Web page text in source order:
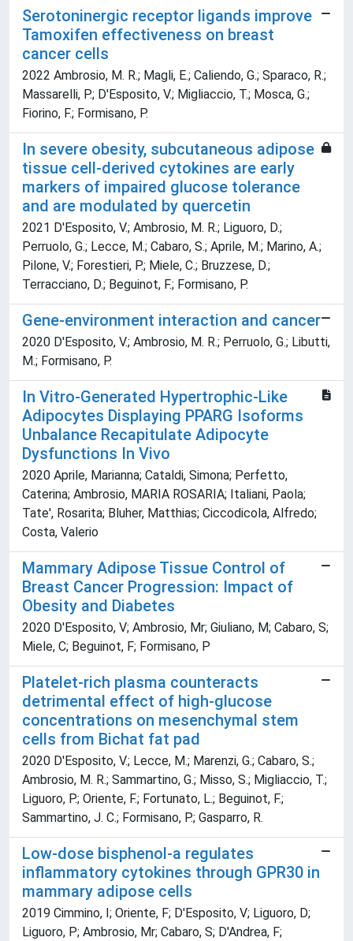
Serotoninergic receptor ligands improve
Tamoxifen effectiveness on breast
cancer cells
2022 Ambrosio, M. R.; Magli, E.; Caliendo, G.; Sparaco, R.;
Massarelli, P.; D'Esposito, V.; Migliaccio, T.; Mosca, G.;
Fiorino, F.; Formisano, P.
In severe obesity, subcutaneous adipose
tissue cell-derived cytokines are early
markers of impaired glucose tolerance
and are modulated by quercetin
2021 D'Esposito, V.; Ambrosio, M. R.; Liguoro, D.;
Perruolo, G.; Lecce, M.; Cabaro, S.; Aprile, M.; Marino, A.;
Pilone, V.; Forestieri, P.; Miele, C.; Bruzzese, D.;
Terracciano, D.; Beguinot, F.; Formisano, P.
Gene-environment interaction and cancer
2020 D'Esposito, V.; Ambrosio, M. R.; Perruolo, G.; Libutti,
M.; Formisano, P.
In Vitro-Generated Hypertrophic-Like
Adipocytes Displaying PPARG Isoforms
Unbalance Recapitulate Adipocyte
Dysfunctions In Vivo
2020 Aprile, Marianna; Cataldi, Simona; Perfetto,
Caterina; Ambrosio, MARIA ROSARIA; Italiani, Paola;
Tate', Rosarita; Bluher, Matthias; Ciccodicola, Alfredo;
Costa, Valerio
Mammary Adipose Tissue Control of
Breast Cancer Progression: Impact of
Obesity and Diabetes
2020 D'Esposito, V; Ambrosio, Mr; Giuliano, M; Cabaro, S;
Miele, C; Beguinot, F; Formisano, P
Platelet-rich plasma counteracts
detrimental effect of high-glucose
concentrations on mesenchymal stem
cells from Bichat fat pad
2020 D'Esposito, V.; Lecce, M.; Marenzi, G.; Cabaro, S.;
Ambrosio, M. R.; Sammartino, G.; Misso, S.; Migliaccio, T.;
Liguoro, P.; Oriente, F.; Fortunato, L.; Beguinot, F.;
Sammartino, J. C.; Formisano, P.; Gasparro, R.
Low-dose bisphenol-a regulates
inflammatory cytokines through GPR30 in
mammary adipose cells
2019 Cimmino, I; Oriente, F; D'Esposito, V; Liguoro, D;
Liguoro, P; Ambrosio, Mr; Cabaro, S; D'Andrea, F;